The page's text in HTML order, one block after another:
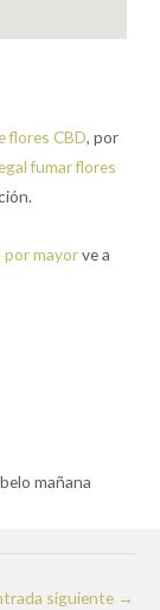
flores CBD, por
fumar flores
por mayorve a
mañana
siguiente →